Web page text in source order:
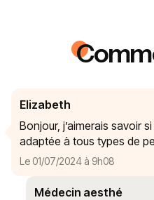
Elizabeth
Bonjour, j’aimerais savoir
adaptée à tous types de
Le 01/07/2024 à 9h08
Médecin aesthé